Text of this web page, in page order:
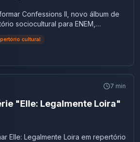
Confessions II, novo álbum de
sociocultural para ENEM,
cultural
7 min
"Elle: Legalmente Loira"
Elle: Legalmente Loira em repertório